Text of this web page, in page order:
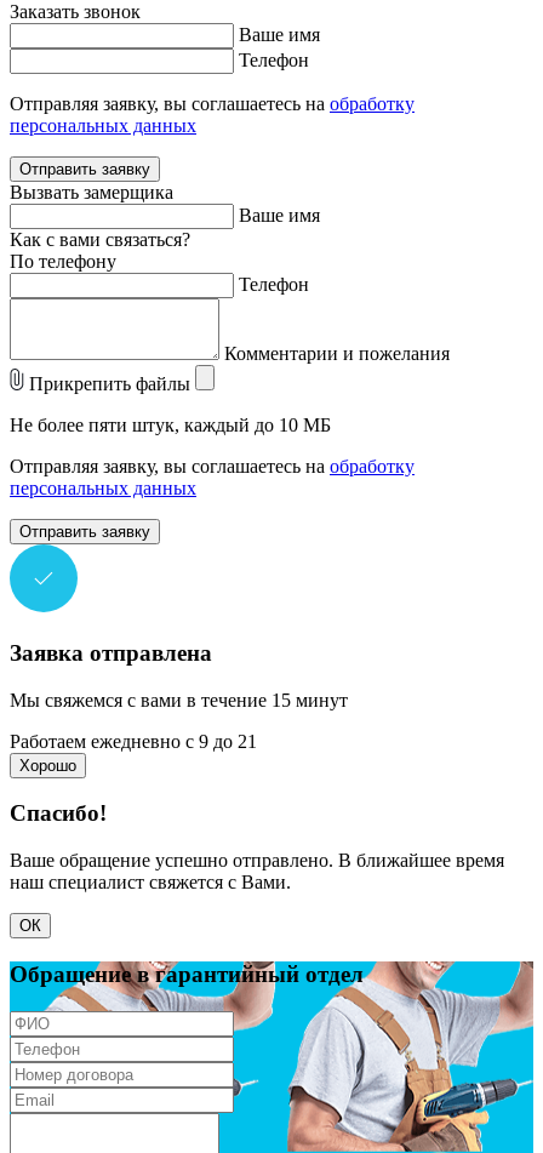
Заказать звонок
Ваше имя
Телефон
Отправляя заявку, вы соглашаетесь на обработку
персональных данных
Отправить заявку
Вызвать замерщика
Ваше имя
Как с вами связаться?
По телефону
Телефон
Комментарии и пожелания
Прикрепить файлы
Не более пяти штук, каждый до 10 МБ
Отправляя заявку, вы соглашаетесь на обработку
персональных данных
Отправить заявку
Заявка отправлена
Мы свяжемся с вами в течение 15 минут
Работаем ежедневно с 9 до 21
Хорошо
Спасибо!
Ваше обращение успешно отправлено. В ближайшее время
наш специалист свяжется с Вами.
ОК
Обращение в гарантийный отдел